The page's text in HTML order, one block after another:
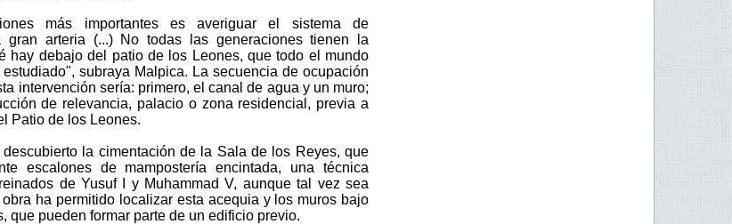
más importantes es averiguar el sistema de
gran arteria (...) No todas las generaciones tienen la
hay debajo del patio de los Leones, que todo el mundo
subraya Malpica. La secuencia de ocupación
intervención sería: primero, el canal de agua y un muro;
de relevancia, palacio o zona residencial, previa a
Patio de los Leones.
descubierto la cimentación de la Sala de los Reyes, que
escalones de mampostería encintada, una técnica
de Yusuf I y Muhammad V, aunque tal vez sea
ha permitido localizar esta acequia y los muros bajo
que pueden formar parte de un edificio previo.